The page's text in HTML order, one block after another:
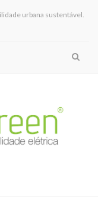
urbana sustentável.